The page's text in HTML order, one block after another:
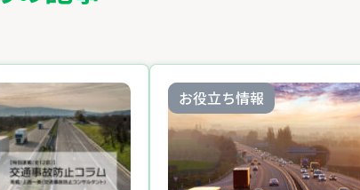
お役立ち情報